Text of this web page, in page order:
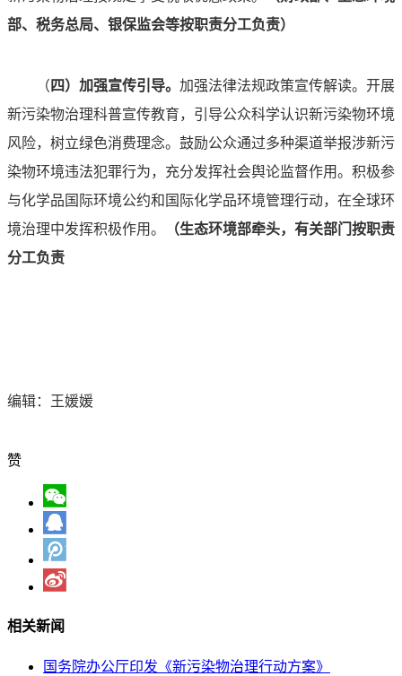
部、税务总局、银保监会等按职责分工负责）
（ 四）加强宣传引导。 加强法律法规政策宣传解读。开展
新污染物治理科普宣传教育，引导公众科学认识新污染物环境
风险，树立绿色消费理念。鼓励公众通过多种渠道举报涉新污
染物环境违法犯罪行为，充分发挥社会舆论监督作用。积极参
与化学品国际环境公约和国际化学品环境管理行动，在全球环
境治理中发挥积极作用。
（生态环境部牵头，有关部门按职责
分工负责
编辑：王媛媛
赞
相关新闻
国务院办公厅印发《新污染物治理行动方案》